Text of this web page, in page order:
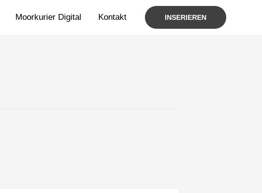
Moorkurier Digital Kontakt INSERIEREN